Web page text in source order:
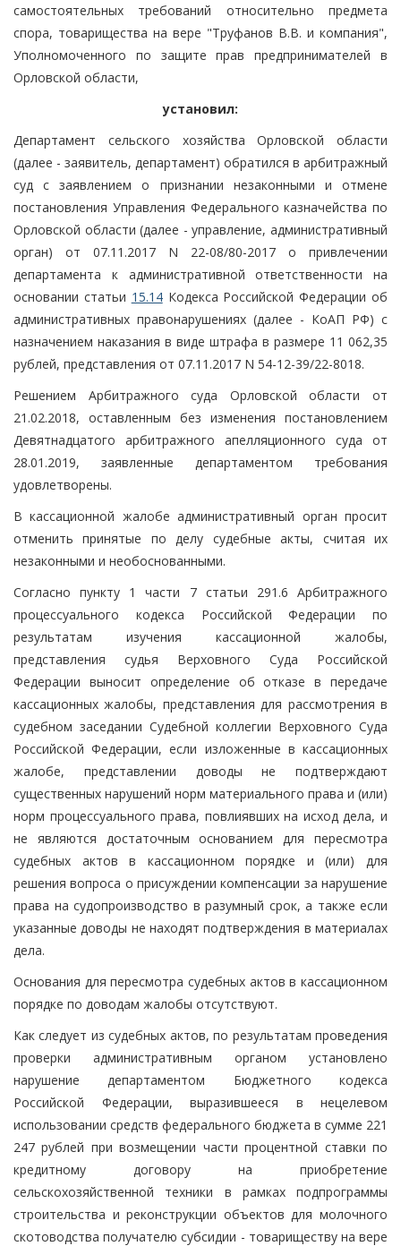
самостоятельных требований относительно предмета
спора, товарищества на вере "Труфанов В.В. и компания",
Уполномоченного по защите прав предпринимателей в
Орловской области,
установил:
Департамент сельского хозяйства Орловской области
(далее - заявитель, департамент) обратился в арбитражный
суд с заявлением о признании незаконными и отмене
постановления Управления Федерального казначейства по
Орловской области (далее - управление, административный
орган) от 07.11.2017 N 22-08/80-2017 о привлечении
департамента к административной ответственности на
основании статьи 15.14Кодекса Российской Федерации об
административных правонарушениях (далее - КоАП РФ) с
назначением наказания в виде штрафа в размере 11 062,35
рублей, представления от 07.11.2017 N 54-12-39/22-8018.
Решением Арбитражного суда Орловской области от
21.02.2018, оставленным без изменения постановлением
Девятнадцатого арбитражного апелляционного суда от
28.01.2019, заявленные департаментом требования
удовлетворены.
В кассационной жалобе административный орган просит
отменить принятые по делу судебные акты, считая их
незаконными и необоснованными.
Согласно пункту 1 части 7 статьи 291.6 Арбитражного
процессуального кодекса Российской Федерации по
результатам изучения кассационной жалобы,
представления судья Верховного Суда Российской
Федерации выносит определение об отказе в передаче
кассационных жалобы, представления для рассмотрения в
судебном заседании Судебной коллегии Верховного Суда
Российской Федерации, если изложенные в кассационных
жалобе, представлении доводы не подтверждают
существенных нарушений норм материального права и (или)
норм процессуального права, повлиявших на исход дела, и
не являются достаточным основанием для пересмотра
судебных актов в кассационном порядке и (или) для
решения вопроса о присуждении компенсации за нарушение
права на судопроизводство в разумный срок, а также если
указанные доводы не находят подтверждения в материалах
дела.
Основания для пересмотра судебных актов в кассационном
порядке по доводам жалобы отсутствуют.
Как следует из судебных актов, по результатам проведения
проверки административным органом установлено
нарушение департаментом Бюджетного кодекса
Российской Федерации, выразившееся в нецелевом
использовании средств федерального бюджета в сумме 221
247 рублей при возмещении части процентной ставки по
кредитному договору на приобретение
сельскохозяйственной техники в рамках подпрограммы
строительства и реконструкции объектов для молочного
скотоводства получателю субсидии - товариществу на вере